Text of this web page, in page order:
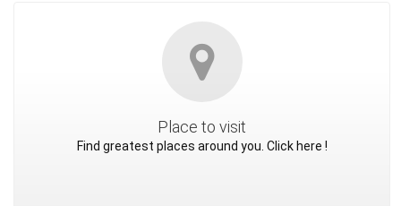
Place to visit
Find greatest places around you. Click here !